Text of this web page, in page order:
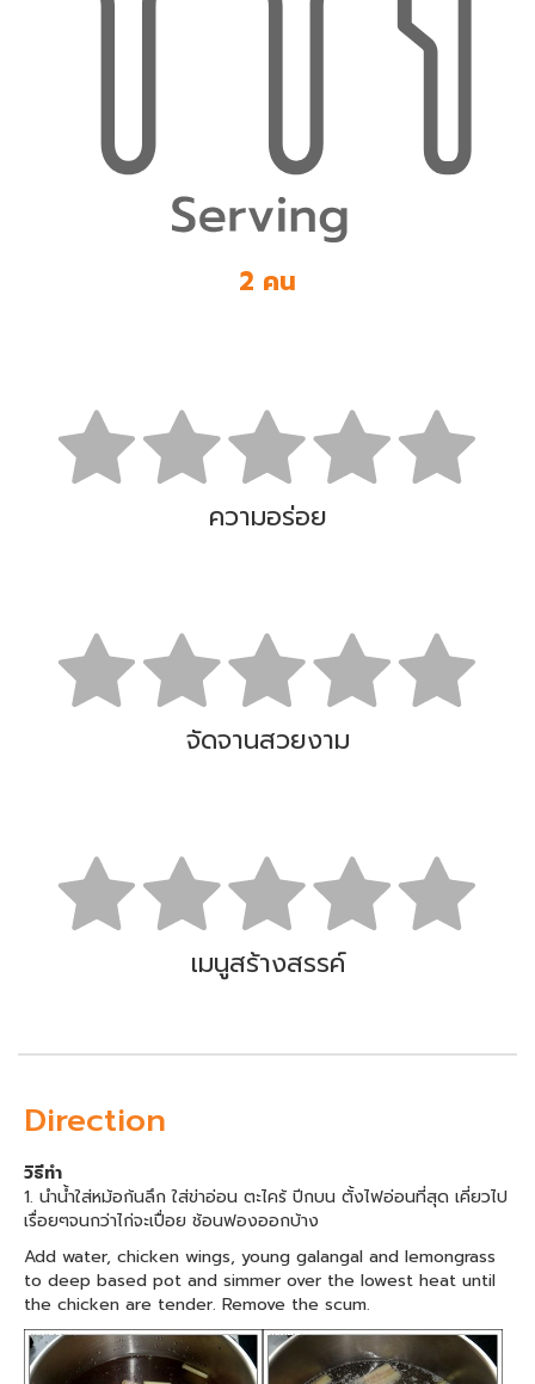
2 คน
ความอร่อย
จัดจานสวยงาม
เมนูสร้างสรรค์
Direction
วิธีทำ
1. นำน้ำใส่หม้อก้นลึก ใส่ข่าอ่อน ตะไคร้ ปีกบน ตั้งไฟอ่อนที่สุด เคี่ยวไป
เรื่อยๆจนกว่าไก่จะเปื่อย ช้อนฟองออกบ้าง
Add water, chicken wings, young galangal and lemongrass
to deep based pot and simmer over the lowest heat until
the chicken are tender. Remove the scum.